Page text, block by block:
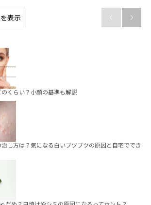
表示  
くらい？小顔の基準も解説
治し方は？気になる白いブツブツの原因と自宅ででき